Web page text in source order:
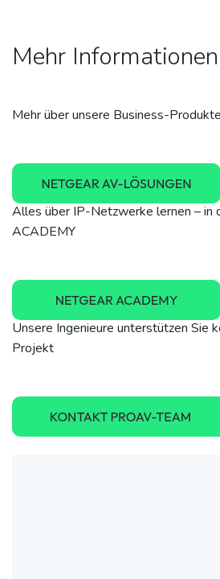
Mehr Informationen
Mehr über unsere Business-
Alles über IP-Netzwerke lernen – in
ACADEMY
Unsere Ingenieure unterstützen Sie
Projekt